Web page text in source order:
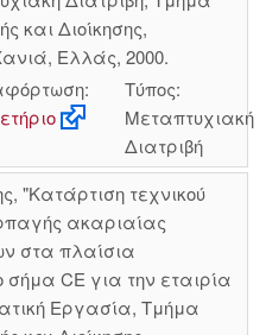
και Διοίκησης,
Ελλάς, 2000.
Τύπος:
Μεταπτυχιακή
Διατριβή
"Κατάρτιση τεχνικού
ακαριαίας
στα πλαίσια
σήμα CE για την εταιρία
Εργασία, Τμήμα